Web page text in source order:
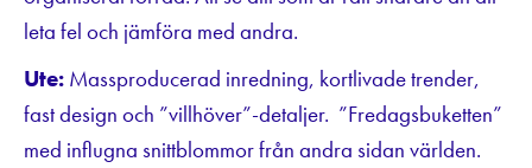
leta fel och jämföra med andra.
Ute: Massproducerad inredning, kortlivade trender,
fast design och ”villhöver”-detaljer. ”Fredagsbuketten”
med influgna snittblommor från andra sidan världen.